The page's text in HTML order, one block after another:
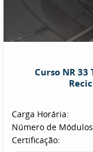
Curso NR
Carga Horária:
Número de
Certificação: